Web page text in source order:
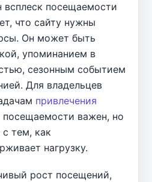
всплеск посещаемости
что сайту нужны
Он может быть
упоминанием в
сезонным событием
Для владельцев
привлечения
посещаемости важен, но
тем, как
нагрузку.
рост посещений,